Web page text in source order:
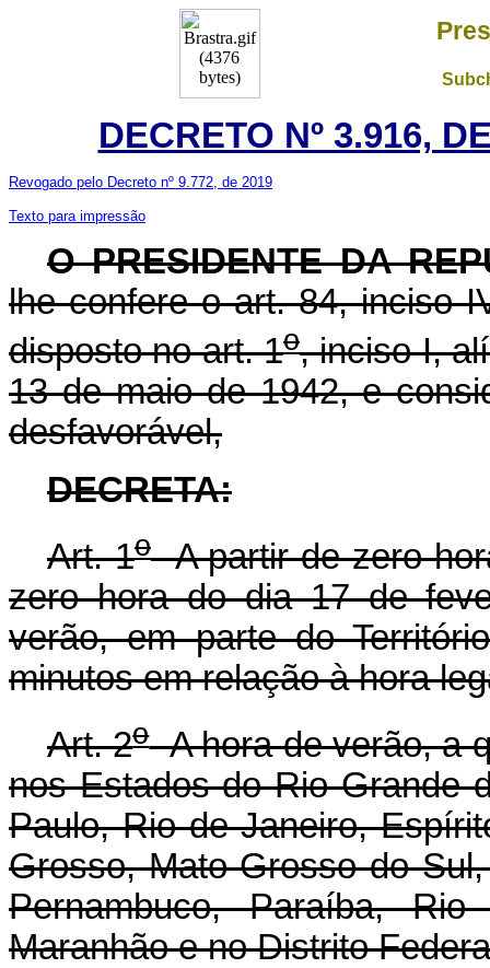
DECRETO Nº 3.916,
Revogado pelo Decreto nº 9.772, de 2019
Texto para impressão
O PRESIDENTE DA
lhe confere o art. 84, inciso
disposto no art. 1o, inciso I,
13 de maio de 1942, e
desfavorável,
DECRETA:
Art. 1oA partir de zero
zero hora do dia 17 de
verão, em parte do
minutos em relação à hora
Art. 2oA hora de verão, a
nos Estados do Rio Grande
Paulo, Rio de Janeiro,
Grosso, Mato Grosso do
Pernambuco, Paraíba,
Maranhão e no Distrito